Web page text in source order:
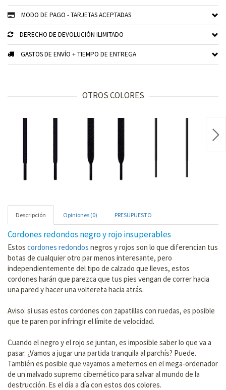
MODO DE PAGO - TARJETAS ACEPTADAS
DERECHO DE DEVOLUCIÓN ILIMITADO
GASTOS DE ENVÍO + TIEMPO DE ENTREGA
OTROS COLORES
Descripción Opiniones (0) PRESUPUESTO
Cordones redondos negro y rojo insuperables
Estos cordones redondos negros y rojos son lo que diferencian tus
botas de cualquier otro par menos interesante, pero
independientemente del tipo de calzado que lleves, estos
cordones harán que parezca que tus pies vengan de correr hacia
una pared y hacer una voltereta hacia atrás.
Aviso: si usas estos cordones con zapatillas con ruedas, es posible
que te paren por infringir el límite de velocidad.
Cuando el negro y el rojo se juntan, es imposible saber lo que va a
pasar. ¿Vamos a jugar una partida tranquila al parchís? Puede.
También es posible que vayamos a meternos en el mega-ordenador
de un malvado supremo cibernético para salvar al mundo de la
destrucción. Es el día a día con estos dos colores.